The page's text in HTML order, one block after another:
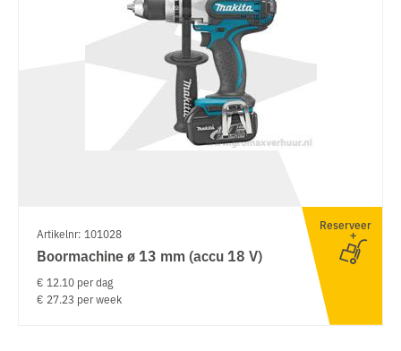
Artikelnr: 101028
Boormachine ø 13 mm (accu 18 V)
€ 12.10 per dag
€ 27.23 per week
Reserveer